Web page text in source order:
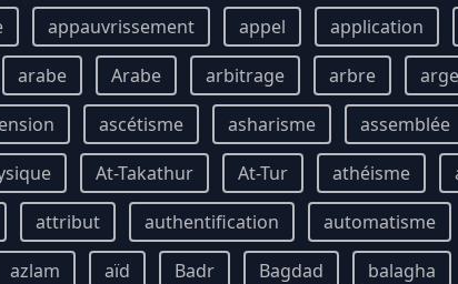
appauvrissement appel application
arabe Arabe arbitrage arbre
ascétisme asharisme assemblée
At-Takathur At-Tur athéisme
attribut authentification automatisme
azlam aïd Badr Bagdad balagha